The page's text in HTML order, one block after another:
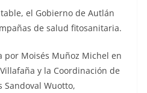
el Gobierno de Autlán
de salud fitosanitaria.
por Moisés Muñoz Michel en
y la Coordinación de
Sandoval Wuotto,